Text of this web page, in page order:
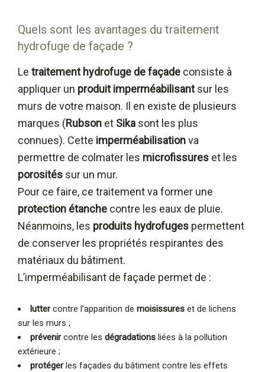
Quels sont les avantages du traitement
hydrofuge de façade ?
Le traitement hydrofuge de façade consiste à
appliquer un produit imperméabilisantsur les
murs de votre maison. Il en existe de plusieurs
marques (Rubson et Sika sont les plus
connues). Cette imperméabilisationva
permettre de colmater les microfissures et les
porosités sur un mur.
Pour ce faire, ce traitement va former une
protection étanche contre les eaux de pluie.
Néanmoins, les produits hydrofuges permettent
de conserver les propriétés respirantes des
matériaux du bâtiment.
L’imperméabilisant de façade permet de :
luttercontre l’apparition de moisissures et de lichens
sur les murs ;
prévenircontre les dégradations liées à la pollution
extérieure ;
protégerles façades du bâtiment contre les effets